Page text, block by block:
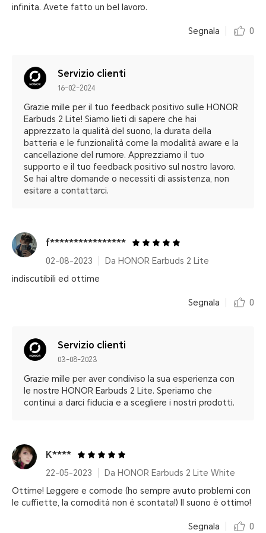
infinita. Avete fatto un bel lavoro.
Segnala 0
Servizio clienti
16-02-2024
Grazie mille per il tuo feedback positivo sulle HONOR
Earbuds 2 Lite! Siamo lieti di sapere che hai
apprezzato la qualità del suono, la durata della
batteria e le funzionalità come la modalità aware e la
cancellazione del rumore. Apprezziamo il tuo
supporto e il tuo feedback positivo sul nostro lavoro.
Se hai altre domande o necessiti di assistenza, non
esitare a contattarci.
f****************
02-08-2023
Da HONOR Earbuds 2 Lite
indiscutibili ed ottime
Segnala 0
Servizio clienti
03-08-2023
Grazie mille per aver condiviso la sua esperienza con
le nostre HONOR Earbuds 2 Lite. Speriamo che
continui a darci fiducia e a scegliere i nostri prodotti.
K****
22-05-2023
Da HONOR Earbuds 2 Lite White
Ottime! Leggere e comode (ho sempre avuto problemi con
le cuffiette, la comodità non è scontata!) Il suono è ottimo!
Segnala 0